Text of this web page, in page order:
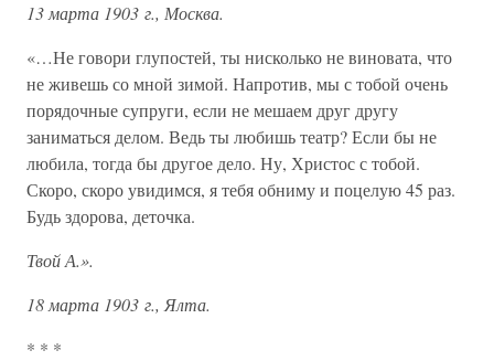
13 марта 1903 г., Москва.
«…Не говори глупостей, ты нисколько не виновата, что
не живешь со мной зимой. Напротив, мы с тобой очень
порядочные супруги, если не мешаем друг другу
заниматься делом. Ведь ты любишь театр? Если бы не
любила, тогда бы другое дело. Ну, Христос с тобой.
Скоро, скоро увидимся, я тебя обниму и поцелую 45 раз.
Будь здорова, деточка.
Твой А.».
18 марта 1903 г., Ялта.
* * *